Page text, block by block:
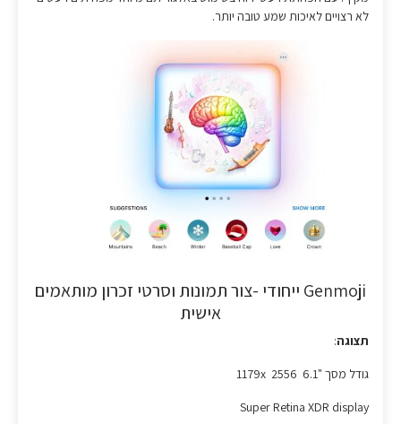
לא רצויים לאיכות שמע טובה יותר.
Genmoji ייחודי -צור תמונות וסרטי זכרון מותאמים
אישית
תצוגה:
גודל מסך "6.1 1179x 2556
Super Retina XDR display